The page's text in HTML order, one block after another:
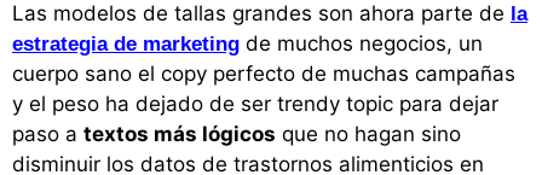
Las modelos de tallas grandes son ahora parte de la
estrategia de marketing de muchos negocios, un
cuerpo sano el copy perfecto de muchas campañas
y el peso ha dejado de ser trendy topic para dejar
paso a textos más lógicos que no hagan sino
disminuir los datos de trastornos alimenticios en